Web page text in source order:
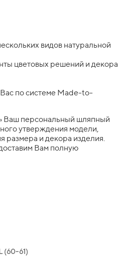
видов натуральной
цветовых решений и декора
по системе Made-to-
Ваш персональный шляпный
утверждения модели,
размера и декора изделия.
Вам полную
(60-61)